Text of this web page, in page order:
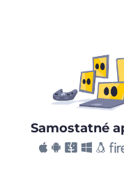
Samostatné